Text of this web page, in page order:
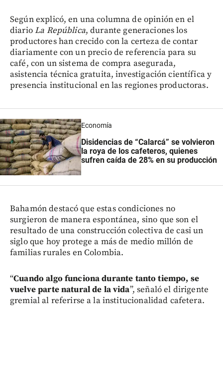
Según explicó, en una columna de opinión en el
diarioLa República, durante generaciones los
productores han crecido con la certeza de contar
diariamente con un precio de referencia para su
café, con un sistema de compra asegurada,
asistencia técnica gratuita, investigación científica y
presencia institucional en las regiones productoras.
Economía
Disidencias de “Calarcá” se volvieron
la roya de los cafeteros, quienes
sufren caída de 28% en su producción
Bahamón destacó que estas condiciones no
surgieron de manera espontánea, sino que son el
resultado de una construcción colectiva de casi un
siglo que hoy protege a más de medio millón de
familias rurales en Colombia.
“Cuando algo funciona durante tanto tiempo, se
vuelve parte natural de la vida”, señaló el dirigente
gremial al referirse a la institucionalidad cafetera.